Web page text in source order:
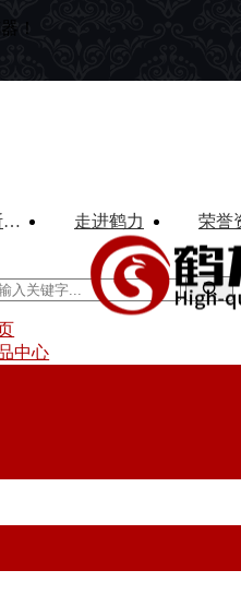
！
走进鹤力 荣誉
中心